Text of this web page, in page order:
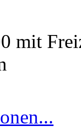
mit